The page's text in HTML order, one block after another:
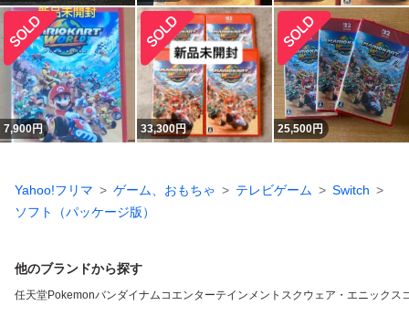
7,900円 33,300円 25,500円
Yahoo!フリマ ゲーム、おもちゃ テレビゲーム
Switch
ソフト（パッケージ版）
他のブランドから探す
任天堂Pokemonバンダイナムコエンターテインメント スクウェア・エニックス